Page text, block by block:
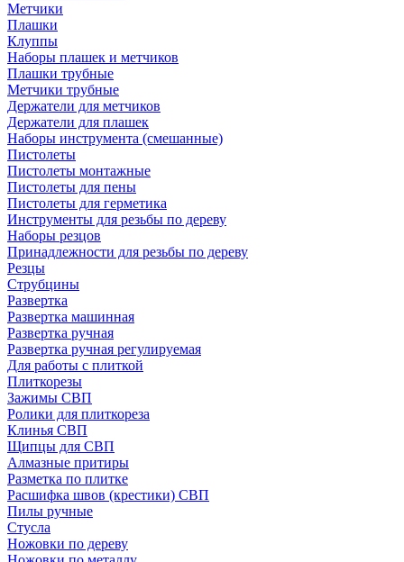
Метчики
Плашки
Клуппы
Наборы плашек и метчиков
Плашки трубные
Метчики трубные
Держатели для метчиков
Держатели для плашек
Наборы инструмента (смешанные)
Пистолеты
Пистолеты монтажные
Пистолеты для пены
Пистолеты для герметика
Инструменты для резьбы по дереву
Наборы резцов
Принадлежности для резьбы по дереву
Резцы
Струбцины
Развертка
Развертка машинная
Развертка ручная
Развертка ручная регулируемая
Для работы с плиткой
Плиткорезы
Зажимы СВП
Ролики для плиткореза
Клинья СВП
Щипцы для СВП
Алмазные притиры
Разметка по плитке
Расшифка швов (крестики) СВП
Пилы ручные
Стусла
Ножовки по дереву